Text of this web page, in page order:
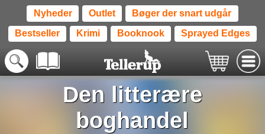
Nyheder Outlet Bøger der snart udgår
Bestseller Krimi Booknook Sprayed Edges
Den litterære
boghandel